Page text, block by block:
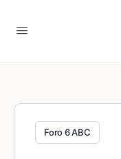
Foro 6 ABC